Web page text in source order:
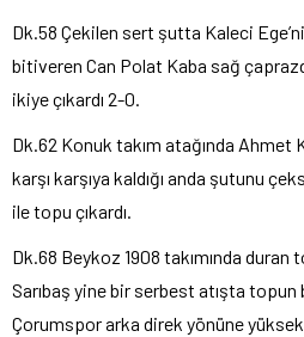
Dk.58 Çekilen sert şutta Kaleci
bitiveren Can Polat Kaba sağ
ikiye çıkardı 2-0.
Dk.62 Konuk takım atağında Ahmet
karşı karşıya kaldığı anda şutunu
ile topu çıkardı.
Dk.68 Beykoz 1908 takımında duran
Sarıbaş yine bir serbest atışta topun
Çorumspor arka direk yönüne